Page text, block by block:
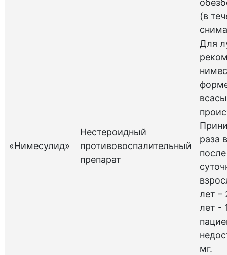
«Нимесулид»
Нестероидный
противовоспалительный
препарат
(в
Для
раза
лет –
лет -
мг.